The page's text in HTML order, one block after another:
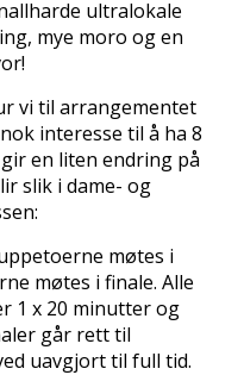
ultralokale
mye moro og en
vi til arrangementet
interesse til å ha 8
en liten endring på
slik i dame- og
møtes i
møtes i finale. Alle
1 x 20 minutter og
går rett til
uavgjort til full tid.